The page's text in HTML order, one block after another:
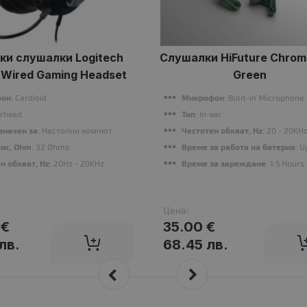
Notebook
слушалки Logitech
Wired Gaming Headset
: Cardioid
за: Настолни компютри
Ohm: 32 Ohms
обхват, Hz: 20Hz - 20KHz
Слушалки HiFuture
Green
Микрофон: Bulit-in Microphone
Тип: In-ear
Честотен обхват, Hz: 20 - 20KHz
Време за работа на батерия:
Време за зареждане: 1.5 Hours
Цена:
35.00 €
68.45 лв.